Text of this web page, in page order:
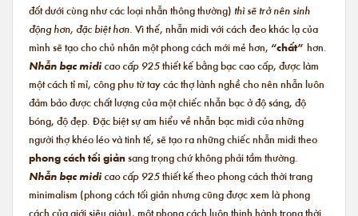
đốt dưới cùng như các loại nhẫn thông thường) thì sẽ trở nên sinh
động hơn, đặc biệt hơn. Vì thế, nhẫn midi với cách đeo khác lạ của
mình sẽ tạo cho chủ nhân một phong cách mới mẻ hơn, “chất” hơn.
Nhẫn bạc midi cao cấp 925thiết kế bằng bạc cao cấp, được làm
một cách tỉ mỉ, công phu từ tay các thợ lành nghề cho nên nhẫn luôn
đảm bảo được chất lượng của một chiếc nhẫn bạc ở độ sáng, độ
bóng, độ đẹp. Đặc biệt sự am hiểu về nhẫn bạc midi của những
người thợ khéo léo và tinh tế, sẽ tạo ra những chiếc nhẫn midi theo
phong cách tối giảnsang trọng chứ không phải tầm thường.
Nhẫn bạc midi cao cấp 925thiết kế theo phong cách thời trang
minimalism (phong cách tối giản nhưng cũng được xem là phong
cách của giới siêu giàu), một phong cách luôn thịnh hành trong thời